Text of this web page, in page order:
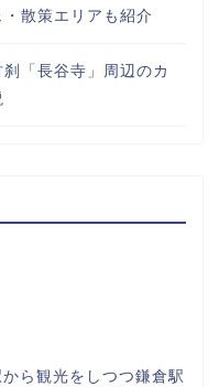
散策エリアも紹介
「長谷寺」周辺のカ
ら観光をしつつ鎌倉駅